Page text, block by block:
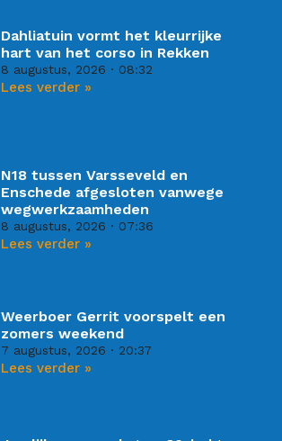
Dahliatuin vormt het kleurrijke
hart van het corso in Rekken
8 augustus, 2026 08:32
Lees verder »
N18 tussen Varsseveld en
Enschede afgesloten vanwege
wegwerkzaamheden
8 augustus, 2026 07:36
Lees verder »
Weerboer Gerrit voorspelt een
zomers weekend
7 augustus, 2026 20:37
Lees verder »